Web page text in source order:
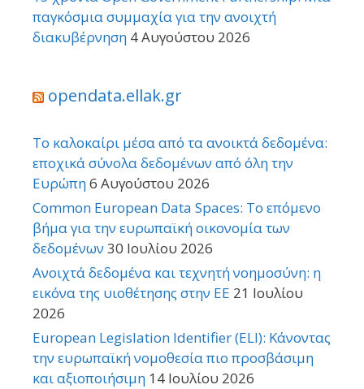
παγκόσμια συμμαχία για την ανοιχτή
διακυβέρνηση 4 Αυγούστου 2026
opendata.ellak.gr
Το καλοκαίρι μέσα από τα ανοικτά δεδομένα:
εποχικά σύνολα δεδομένων από όλη την
Ευρώπη6 Αυγούστου 2026
Common European Data Spaces: Το επόμενο
βήμα για την ευρωπαϊκή οικονομία των
δεδομένων 30 Ιουλίου 2026
Ανοιχτά δεδομένα και τεχνητή νοημοσύνη: η
εικόνα της υιοθέτησης στην ΕΕ 21 Ιουλίου
2026
European Legislation Identifier (ELI): Κάνοντας
την ευρωπαϊκή νομοθεσία πιο προσβάσιμη
και αξιοποιήσιμη 14 Ιουλίου 2026